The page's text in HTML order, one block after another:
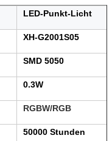
LED-Punkt-Licht
XH-G2001S05
SMD 5050
0.3W
RGBW/RGB
50000 Stunden